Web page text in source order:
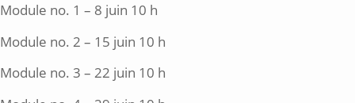
Module no. 1 – 8 juin 10 h
Module no. 2 – 15 juin 10 h
Module no. 3 – 22 juin 10 h